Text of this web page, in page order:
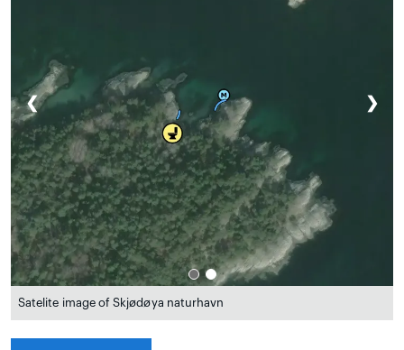
❮ ❯
Satelite image of Skjødøya naturhavn